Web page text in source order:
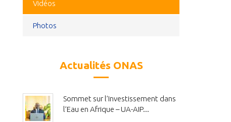
Vidéos
Photos
Actualités ONAS
Sommet sur l’Investissement dans
l’Eau en Afrique – UA-AIP...